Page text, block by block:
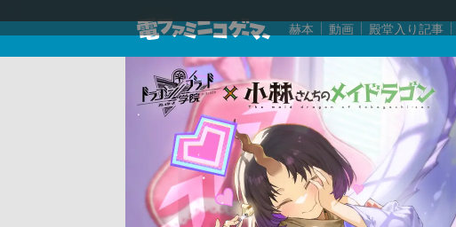
赫本 動画 殿堂入り記事